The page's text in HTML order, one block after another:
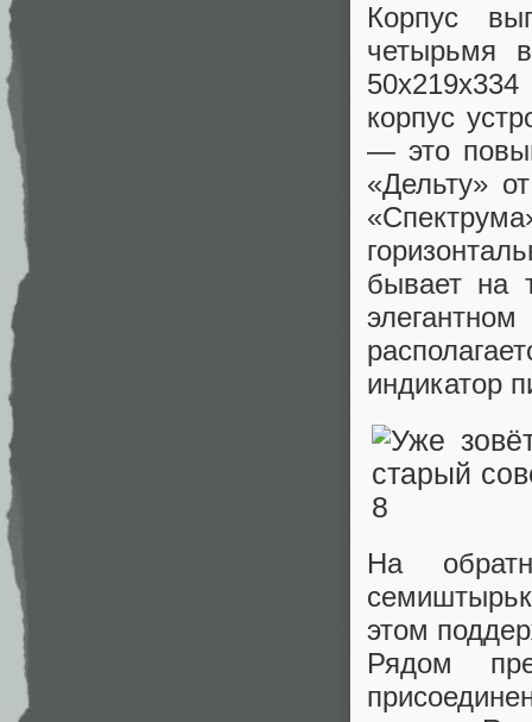
Корпус
четырьмя
корпус
— это
«Дельту»
бывает на
индикатор
На
этом
Рядом